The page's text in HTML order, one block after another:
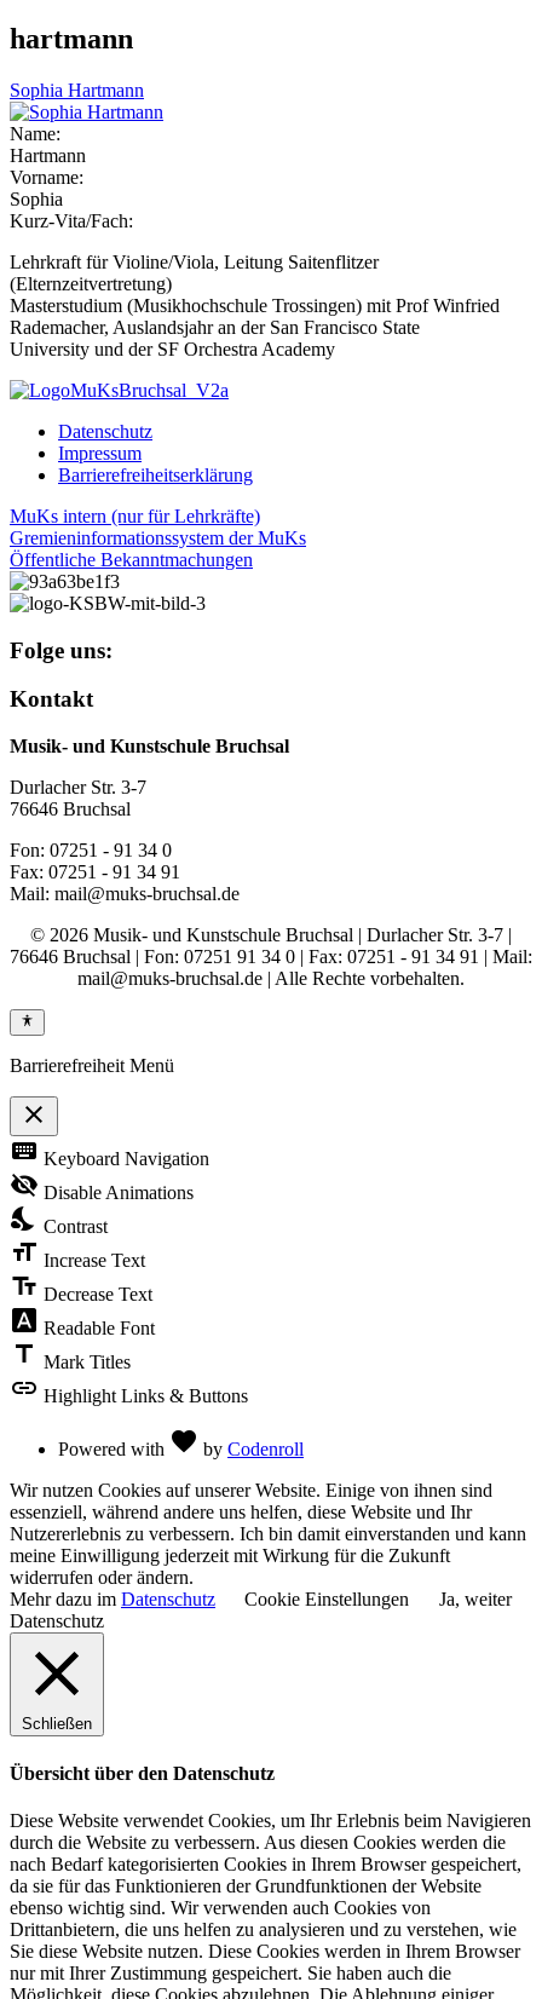
hartmann
Sophia Hartmann
Name:
Hartmann
Vorname:
Sophia
Kurz-Vita/Fach:
Lehrkraft für Violine/Viola, Leitung Saitenflitzer
(Elternzeitvertretung)
Masterstudium (Musikhochschule Trossingen) mit Prof Winfried
Rademacher, Auslandsjahr an der San Francisco State
University und der SF Orchestra Academy
Datenschutz
Impressum
Barrierefreiheitserklärung
MuKs intern (nur für Lehrkräfte)
Gremieninformationssystem der MuKs
Öffentliche Bekanntmachungen
Folge uns:
Kontakt
Musik- und Kunstschule Bruchsal
Durlacher Str. 3-7
76646 Bruchsal
Fon: 07251 - 91 34 0
Fax: 07251 - 91 34 91
Mail: mail@muks-bruchsal.de
© 2026 Musik- und Kunstschule Bruchsal | Durlacher Str. 3-7 |
76646 Bruchsal | Fon: 07251 91 34 0 | Fax: 07251 - 91 34 91 | Mail:
mail@muks-bruchsal.de | Alle Rechte vorbehalten.
Barrierefreiheit Menü
close
Toggle
the
visibility
of
Accessibility
Toolbar
keyboard Keyboard Navigation
visibility_off Disable Animations
nights_stay Contrast
format_size Increase Text
text_fields Decrease Text
font_download Readable Font
title Mark Titles
link Highlight Links & Buttons
Powered with favorite by Codenroll
Wir nutzen Cookies auf unserer Website. Einige von ihnen sind
essenziell, während andere uns helfen, diese Website und Ihr
Nutzererlebnis zu verbessern. Ich bin damit einverstanden und kann
meine Einwilligung jederzeit mit Wirkung für die Zukunft
widerrufen oder ändern.
Mehr dazu im Datenschutz Cookie Einstellungen
Ja, weiter
Datenschutz
Schließen
Übersicht über den Datenschutz
Diese Website verwendet Cookies, um Ihr Erlebnis beim Navigieren
durch die Website zu verbessern. Aus diesen Cookies werden die
nach Bedarf kategorisierten Cookies in Ihrem Browser gespeichert,
da sie für das Funktionieren der Grundfunktionen der Website
ebenso wichtig sind. Wir verwenden auch Cookies von
Drittanbietern, die uns helfen zu analysieren und zu verstehen, wie
Sie diese Website nutzen. Diese Cookies werden in Ihrem Browser
nur mit Ihrer Zustimmung gespeichert. Sie haben auch die
Möglichkeit, diese Cookies abzulehnen. Die Ablehnung einiger